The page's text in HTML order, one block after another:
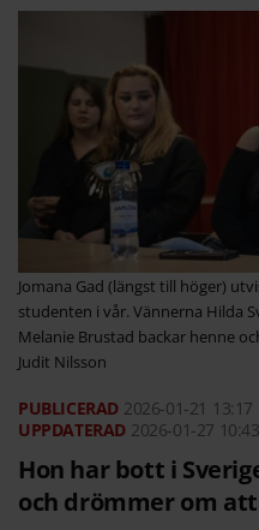
Jomana Gad (längst till höger)
studenten i vår. Vännerna Hilda
Melanie Brustad backar henne
Judit Nilsson
2026-01-21 13:17
2026-01-27 10:43
Hon har bott i
och drömmer om